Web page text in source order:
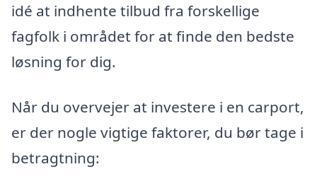
idé at indhente tilbud fra forskellige
fagfolk i området for at finde den bedste
løsning for dig.
Når du overvejer at investere i en carport,
er der nogle vigtige faktorer, du bør tage i
betragtning: